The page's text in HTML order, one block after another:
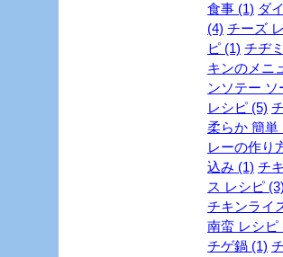
食事 (1) ダ
(4) チーズ
ピ (1) チヂ
キンのメニ
ンソテー ソ
レシピ (5)
柔らか 簡単
レーの作り
込み (1) チ
ス レシピ (3)
チキンライ
南蛮 レシピ
チゲ鍋 (1)